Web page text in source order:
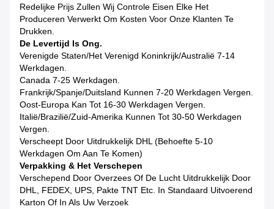
Redelijke Prijs Zullen Wij Controle Eisen Elke Het
Produceren Verwerkt Om Kosten Voor Onze Klanten Te
Drukken.
De Levertijd Is Ong.
Verenigde Staten/het Verenigd Koninkrijk/Australië 7-14
Werkdagen.
Canada 7-25 Werkdagen.
Frankrijk/Spanje/Duitsland Kunnen 7-20 Werkdagen Vergen.
Oost-Europa Kan Tot 16-30 Werkdagen Vergen.
Italië/Brazilië/Zuid-Amerika Kunnen Tot 30-50 Werkdagen
Vergen.
Verscheept Door Uitdrukkelijk DHL (Behoefte 5-10
Werkdagen Om Aan Te Komen)
Verpakking & Het Verschepen
Verschepend Door Overzees Of De Lucht Uitdrukkelijk Door
DHL, FEDEX, UPS, Pakte TNT Etc. In Standaard Uitvoerend
Karton Of In Als Uw Verzoek